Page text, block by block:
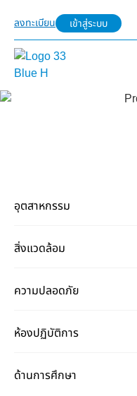
ลงทะเบียน เข้าสู่ระบบ
อุตสาหกรรม
สิ่งแวดล้อม
ความปลอดภัย
ห้องปฏิบัติการ
ด้านการศึกษา